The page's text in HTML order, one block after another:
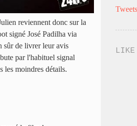
reviennent donc sur la
signé José Padilha via
sûr de livrer leur avis
par l'habituel signal
les moindres détails.
LIKE